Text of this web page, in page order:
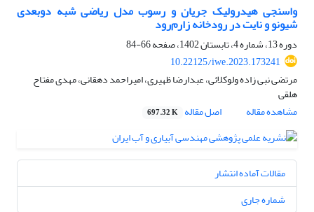
واسنجی هیدرولیک جریان و رسوب مدل ریاضی شبه دوبعدی
شیونو و نایت در رودخانه زارم‌رود
دوره 13، شماره 4، تابستان 1402، صفحه
66-84
10.22125/iwe.2023.173241
مرتضی نبی زاده ولوکلائی، عبدارضا ظهیری، امیراحمد دهقانی، مهدی مفتاح
هلقی
مشاهده مقاله
اصل مقاله 697.32 K
مقالات آماده انتشار
شماره جاری